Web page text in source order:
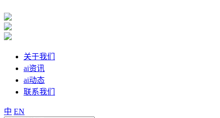
关于我们
ai资讯
ai动态
联系我们
中 EN